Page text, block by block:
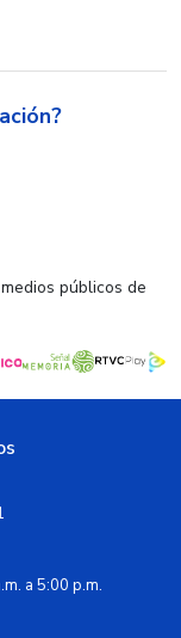
públicos de
a 5:00 p.m.